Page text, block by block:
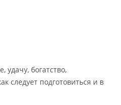
удачу, богатство,
следует подготовиться и в